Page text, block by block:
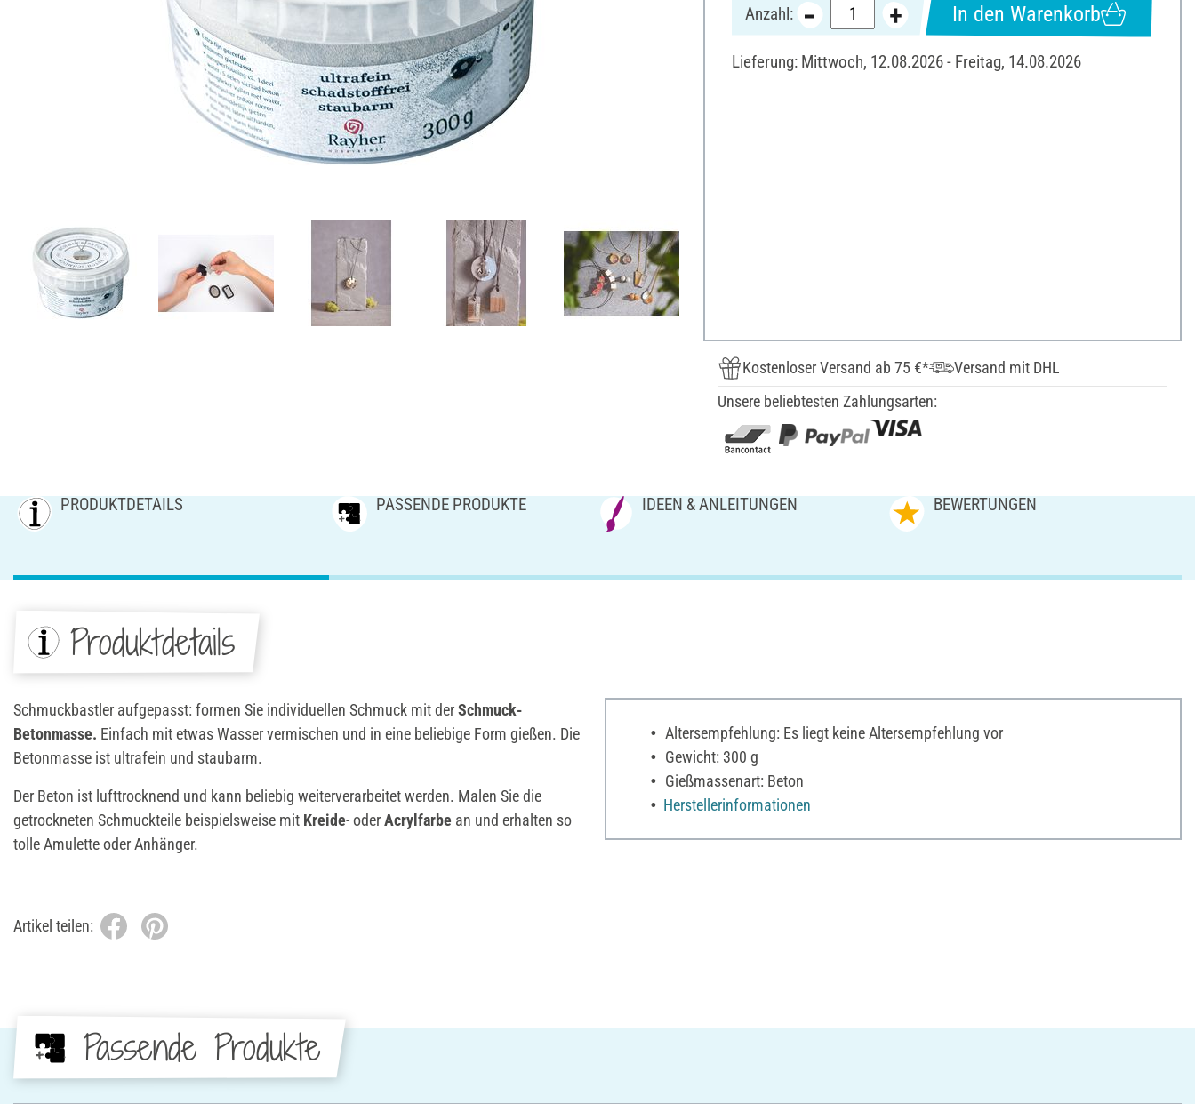
Anzahl: In den Warenkorb
Lieferung: Mittwoch, 12.08.2026 - Freitag, 14.08.2026
Kostenloser Versand ab 75 €*
Versand mit DHL
Unsere beliebtesten Zahlungsarten:
PRODUKTDETAILS PASSENDE PRODUKTE IDEEN & ANLEITUNGEN BEWERTUNGEN
Produktdetails
Schmuckbastler aufgepasst: formen Sie individuellen Schmuck mit derSchmuck-
Betonmasse. Einfach mit etwas Wasser vermischen und in eine beliebige Form gießen. Die
Betonmasse ist ultrafein und staubarm.
Der Beton ist lufttrocknend und kann beliebig weiterverarbeitet werden. Malen Sie die
getrockneten Schmuckteile beispielsweise mit Kreide- oderAcrylfarbe an und erhalten so
tolle Amulette oder Anhänger.
Altersempfehlung: Es liegt keine Altersempfehlung vor
Gewicht: 300 g
Gießmassenart: Beton
Herstellerinformationen
Artikel teilen:
Passende Produkte